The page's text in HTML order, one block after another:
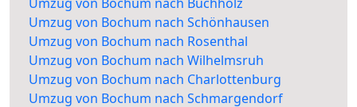
Umzug von Bochum nach Schönhausen
Umzug von Bochum nach Rosenthal
Umzug von Bochum nach Wilhelmsruh
Umzug von Bochum nach Charlottenburg
Umzug von Bochum nach Schmargendorf